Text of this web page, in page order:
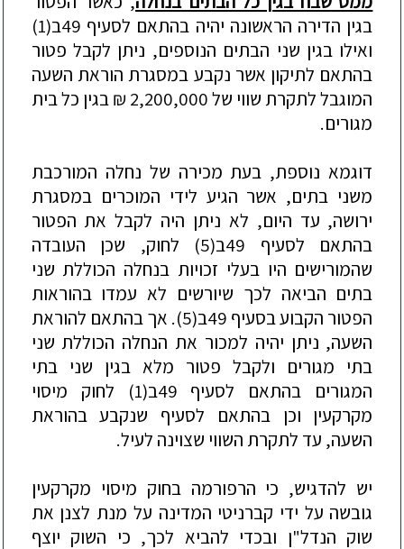
בגין הדירה הראשונה יהיה בהתאם לסעיף 49ב(1)
ואילו בגין שני הבתים הנוספים, ניתן לקבל פטור
בהתאם לתיקון אשר נקבע במסגרת הוראת השעה
המוגבל לתקרת שווי של 2,200,000
₪ בגין כל בית
מגורים.
דוגמא נוספת, בעת מכירה של נחלה המורכבת
משני בתים, אשר הגיע לידי המוכרים במסגרת
ירושה, עד היום, לא ניתן היה לקבל את הפטור
בהתאם לסעיף 49ב(5) לחוק, שכן העובדה
שהמורישים היו בעלי זכויות בנחלה הכוללת שני
בתים הביאה לכך שיורשים לא עמדו בהוראות
הפטור הקבוע בסעיף 49ב(5). אך בהתאם להוראת
השעה, ניתן יהיה למכור את הנחלה הכוללת שני
בתי מגורים ולקבל פטור מלא בגין שני בתי
המגורים בהתאם לסעיף
49ב(1) לחוק מיסוי
מקרקעין וכן בהתאם לסעיף שנקבע בהוראת
השעה, עד לתקרת השווי שצוינה לעיל.
יש להדגיש, כי הרפורמה בחוק מיסוי מקרקעין
גובשה על ידי קברניטי המדינה על מנת לצנן את
שוק הנדל"ן ובכדי להביא לכך, כי השוק יוצף